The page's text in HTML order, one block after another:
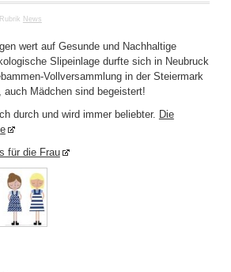
News
wert auf Gesunde und Nachhaltige
Slipeinlage durfte sich in Neubruck
Vollversammlung in der Steiermark
auch Mädchen sind begeistert!
durch und wird immer beliebter. Die
für die Frau